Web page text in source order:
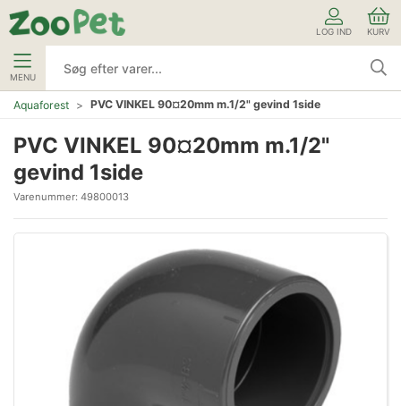
LOG IND KURV
MENU
Aquaforest PVC VINKEL 90¤20mm m.1/2" gevind 1side
PVC VINKEL 90¤20mm m.1/2"
gevind 1side
Varenummer: 49800013